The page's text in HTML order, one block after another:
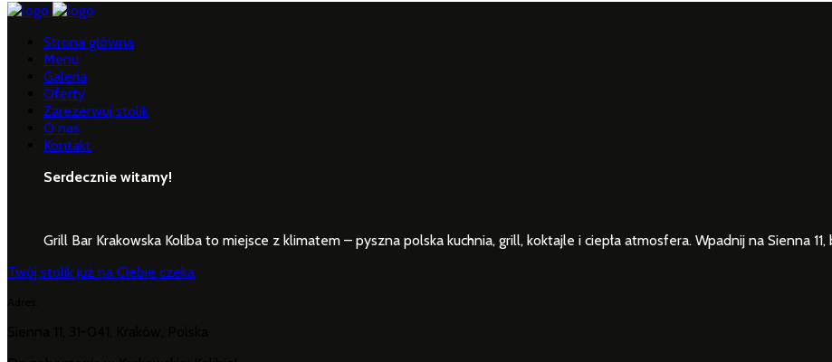
Strona główna
Menu
Galeria
Oferty
Zarezerwuj stolik
O nas
Kontakt
Serdecznie witamy!
Grill Bar Krakowska Koliba to miejsce z klimatem – pyszna polska kuchnia, grill, koktajle i ciepła atmosfera. Wpadnij na Sienna
Twój stolik już na Ciebie czeka